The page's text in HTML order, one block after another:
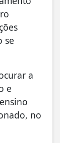
se
a
e
no